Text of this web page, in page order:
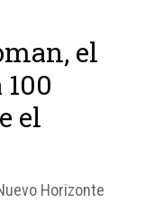
el
el
Horizonte